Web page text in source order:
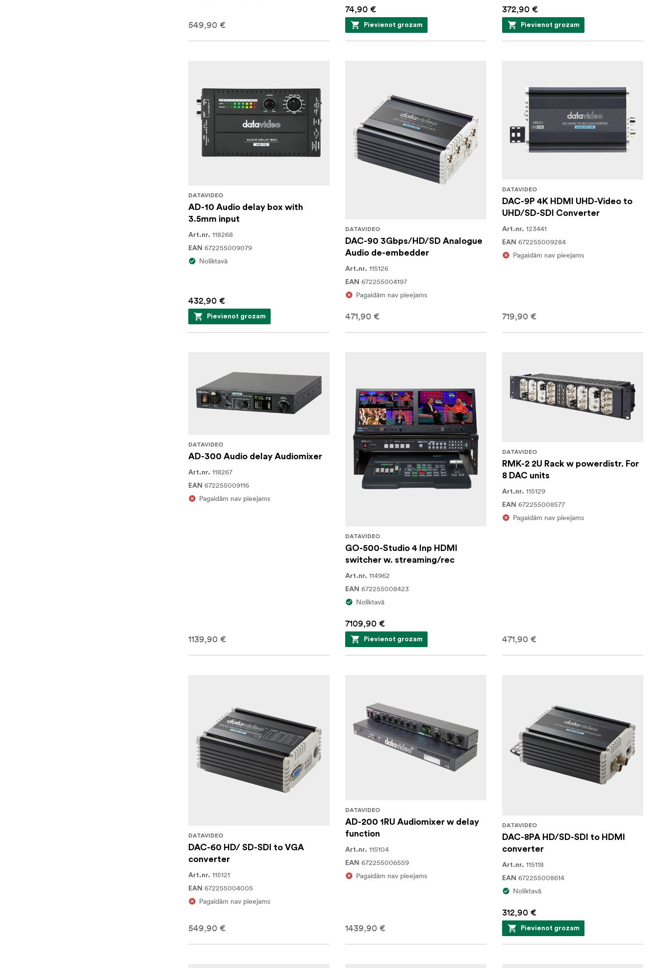
549,90 €
74,90 €
Pievienot grozam
372,90 €
Pievienot grozam
DATAVIDEO
AD-10 Audio delay box with
3.5mm input
Art.nr. 118268
EAN 672255009079
Noliktavā
432,90 €
Pievienot grozam
DATAVIDEO
DAC-90 3Gbps/HD/SD Analogue
Audio de-embedder
Art.nr. 115126
EAN 672255004197
Pagaidām nav pieejams
471,90 €
DATAVIDEO
DAC-9P 4K HDMI UHD-Video to
UHD/SD-SDI Converter
Art.nr. 123441
EAN 672255009284
Pagaidām nav pieejams
719,90 €
DATAVIDEO
AD-300 Audio delay Audiomixer
Art.nr. 118267
EAN 672255009116
Pagaidām nav pieejams
1139,90 €
DATAVIDEO
GO-500-Studio 4 Inp HDMI
switcher w. streaming/rec
Art.nr. 114962
EAN 672255008423
Noliktavā
7109,90 €
Pievienot grozam
DATAVIDEO
RMK-2 2U Rack w powerdistr. For
8 DAC units
Art.nr. 115129
EAN 672255008577
Pagaidām nav pieejams
471,90 €
DATAVIDEO
DAC-60 HD/ SD-SDI to VGA
converter
Art.nr. 115121
EAN 672255004005
Pagaidām nav pieejams
549,90 €
DATAVIDEO
AD-200 1RU Audiomixer w delay
function
Art.nr. 115104
EAN 672255006559
Pagaidām nav pieejams
1439,90 €
DATAVIDEO
DAC-8PA HD/SD-SDI to HDMI
converter
Art.nr. 115118
EAN 672255008614
Noliktavā
312,90 €
Pievienot grozam